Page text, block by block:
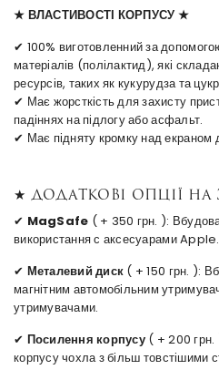
★ ВЛАСТИВОСТІ КОРПУСУ ★
✔ 100% виготовленний за
матеріалів (полілактид), які
ресурсів, таких як кукурудза та
✔ Має жорсткість для захисту
падіннях на підлогу або асфальт.
✔ Має підняту кромку над екраном
★ Додаткові опції на
✔ MagSafe ( + 350 грн. ):
використання с аксесуарами Apple.
✔ Металевий диск ( + 150 грн. ):
магнітним автомобільним
утримувачами.
✔ Посилення корпусу ( + 200 грн.
корпусу чохла з більш товстішими